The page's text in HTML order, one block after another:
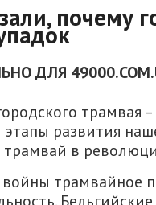
почему
ДЛЯ
трамвая
развития
трамвай в
трамвайное